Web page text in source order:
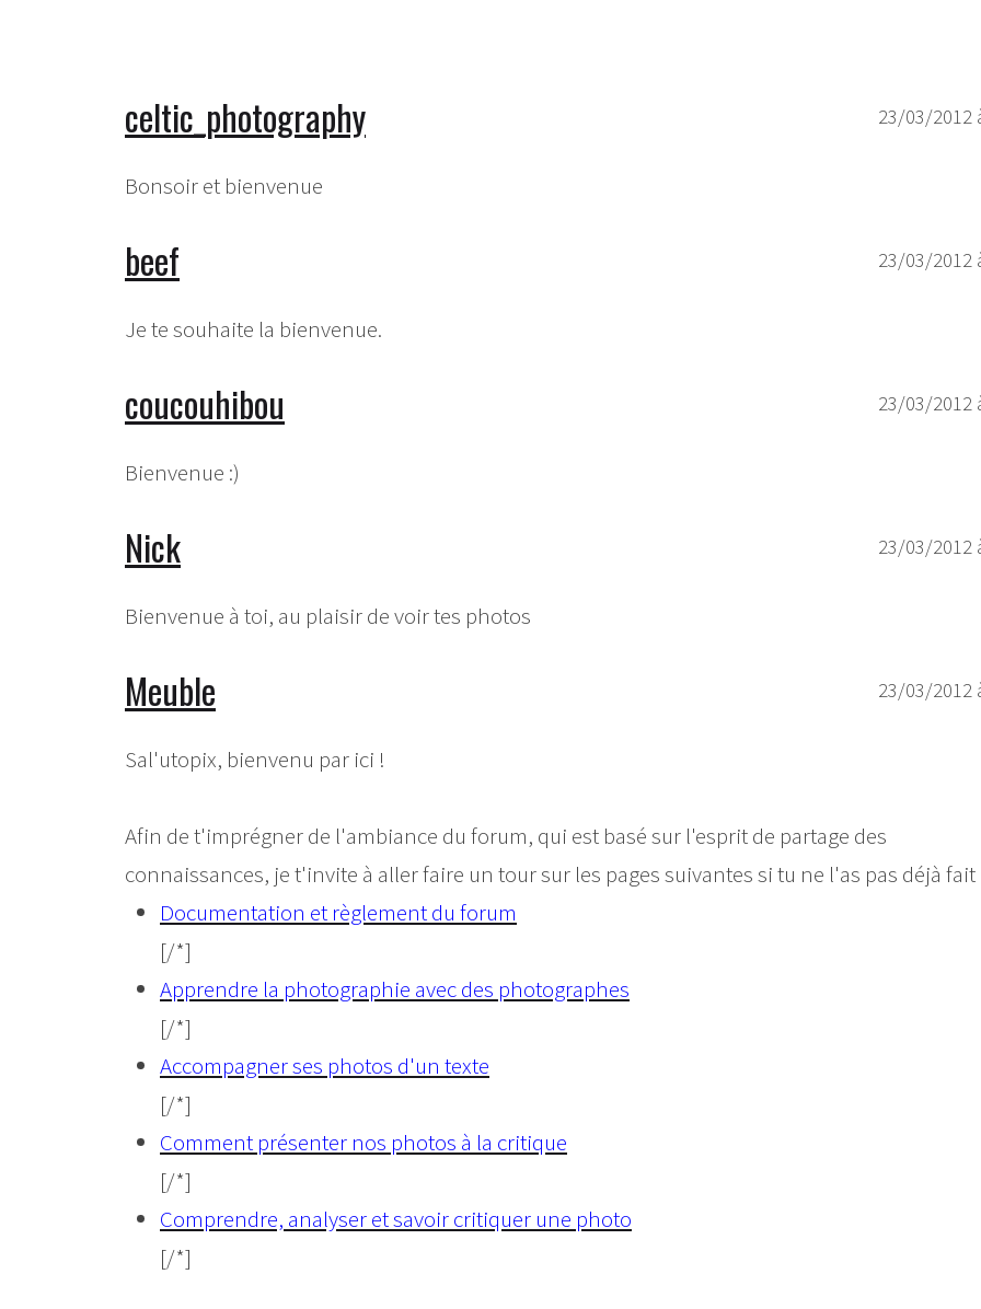
23/03/2012
celtic_photography
Bonsoir et bienvenue
23/03/2012
beef
Je te souhaite la bienvenue.
23/03/2012
coucouhibou
Bienvenue :)
23/03/2012
Nick
Bienvenue à toi, au plaisir de voir tes photos
23/03/2012
Meuble
Sal'utopix, bienvenu par ici !
Afin de t'imprégner de l'ambiance du forum, qui est basé sur l'esprit de partage des
connaissances, je t'invite à aller faire un tour sur les pages suivantes si tu ne l'as pas déjà fait
Documentation et règlement du forum
[/*]
Apprendre la photographie avec des photographes
[/*]
Accompagner ses photos d'un texte
[/*]
Comment présenter nos photos à la critique
[/*]
Comprendre, analyser et savoir critiquer une photo
[/*]